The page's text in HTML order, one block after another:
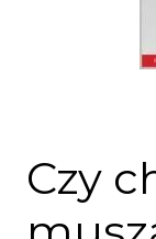
Czy